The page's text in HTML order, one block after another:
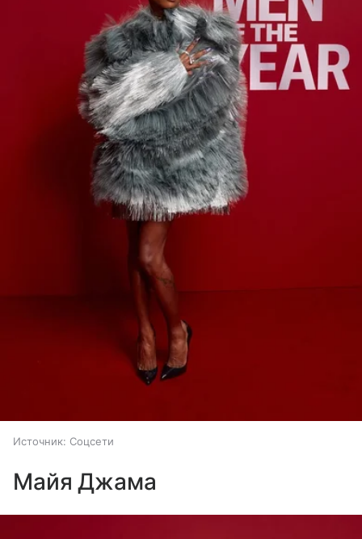
Источник: Соцсети
Майя Джама